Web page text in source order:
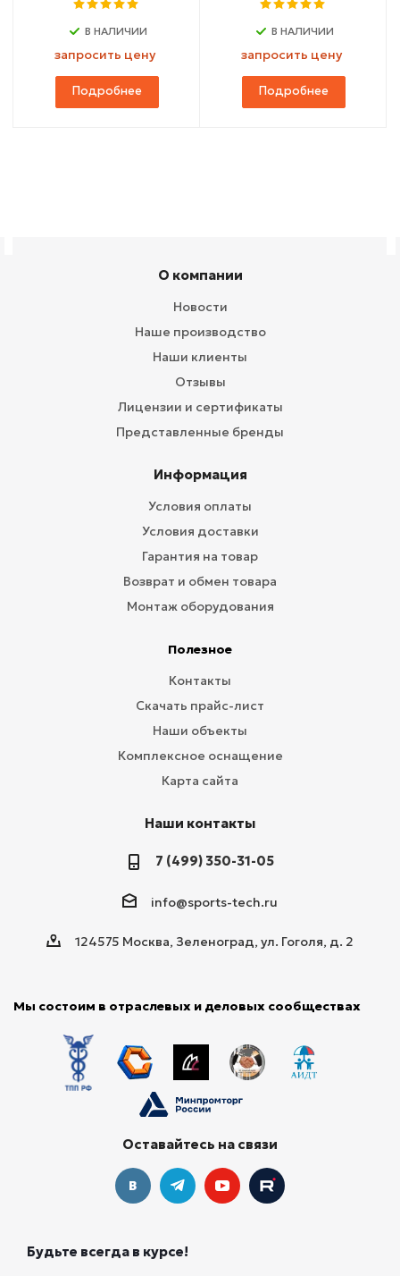
В НАЛИЧИИ
запросить цену
Подробнее
В НАЛИЧИИ
запросить цену
Подробнее
О компании
Новости
Наше производство
Наши клиенты
Отзывы
Лицензии и сертификаты
Представленные бренды
Информация
Условия оплаты
Условия доставки
Гарантия на товар
Возврат и обмен товара
Монтаж оборудования
Полезное
Контакты
Скачать прайс-лист
Наши объекты
Комплексное оснащение
Карта сайта
Наши контакты
7 (499) 350-31-05
info@sports-tech.ru
124575 Москва, Зеленоград, ул. Гоголя, д. 2
Мы состоим в отраслевых и деловых сообществах
Оставайтесь на связи
Будьте всегда в курсе!